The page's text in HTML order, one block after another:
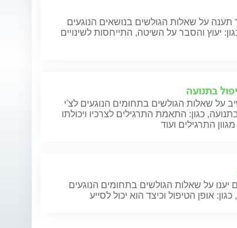
על שאלות הגולשים בנושאים הנוגעים
יעוץ והסבר על השיטה, התייחסות לשינויים
בתנועה
על שאלות הגולשים בתחומים הנוגעים לצ'י
כגון: התאמת התרגילים לצרכיו ויכולתו
התרגילים ועוד
יענו על שאלות הגולשים בתחומים הנוגעים
אופן הטיפול וכיצד הוא יכול לסייע